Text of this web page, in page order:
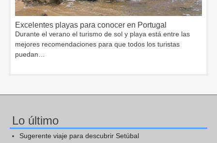
Excelentes playas para conocer en Portugal
Durante el verano el turismo de sol y playa está entre las
mejores recomendaciones para que todos los turistas
puedan…
Lo último
Sugerente viaje para descubrir Setúbal